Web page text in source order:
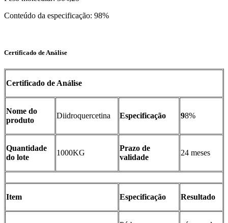
Conteúdo da especificação: 98%
Certificado de Análise
Certificado de Análise
Nome do
produto
Diidroquercetina Especificação 98%
Quantidade
do lote
1000KG
Prazo de
validade
24 meses
Item Especificação Resultado